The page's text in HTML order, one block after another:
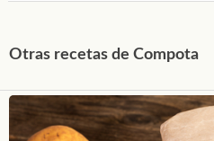
Otras recetas de Compota